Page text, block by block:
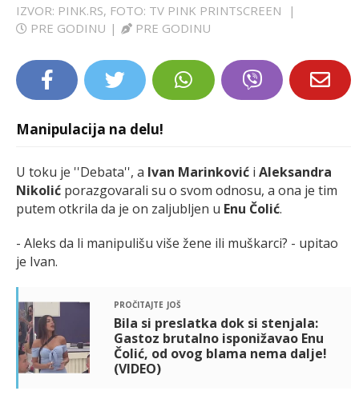
EXTRA
IZVOR: PINK.RS, FOTO: TV PINK PRINTSCREEN
|
PRE GODINU | PRE GODINU
Manipulacija na delu!
U toku je ''Debata'', a Ivan Marinković i Aleksandra
Nikolić porazgovarali su o svom odnosu, a ona je tim
putem otkrila da je on zaljubljen u Enu Čolić.
- Aleks da li manipulišu više žene ili muškarci? - upitao
je Ivan.
pročitajte još
Bila si preslatka dok si stenjala:
Gastoz brutalno isponižavao Enu
Čolić, od ovog blama nema dalje!
(VIDEO)